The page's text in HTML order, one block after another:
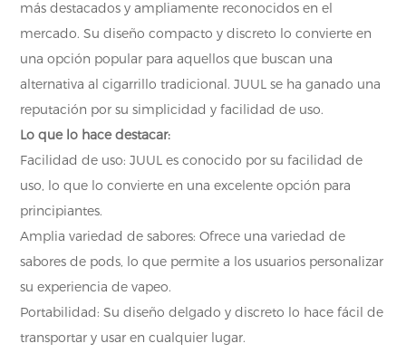
más destacados y ampliamente reconocidos en el
mercado. Su diseño compacto y discreto lo convierte en
una opción popular para aquellos que buscan una
alternativa al cigarrillo tradicional. JUUL se ha ganado una
reputación por su simplicidad y facilidad de uso.
Lo que lo hace destacar:
Facilidad de uso: JUUL es conocido por su facilidad de
uso, lo que lo convierte en una excelente opción para
principiantes.
Amplia variedad de sabores: Ofrece una variedad de
sabores de pods, lo que permite a los usuarios personalizar
su experiencia de vapeo.
Portabilidad: Su diseño delgado y discreto lo hace fácil de
transportar y usar en cualquier lugar.